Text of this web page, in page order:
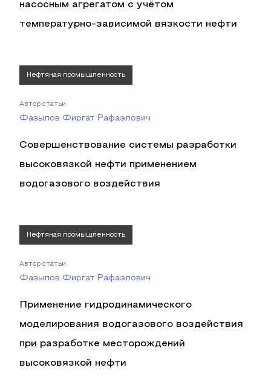
насосным агрегатом с учётом
температурно-зависимой вязкости нефти
Нефтяная промышленность
Автор статьи
Фазылов Фиргат Рафаэлович
Совершенствование системы разработки
высоковязкой нефти применением
водогазового воздействия
Нефтяная промышленность
Автор статьи
Фазылов Фиргат Рафаэлович
Применение гидродинамического
моделирования водогазового воздействия
при разработке месторождений
высоковязкой нефти